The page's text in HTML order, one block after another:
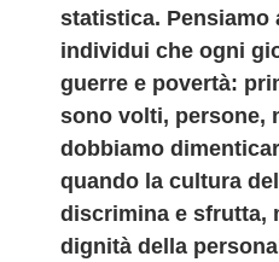
statistica. Pensiamo
individui che ogni
guerre e povertà:
sono volti, persone,
dobbiamo
quando la cultura
discrimina e sfrutta,
dignità della